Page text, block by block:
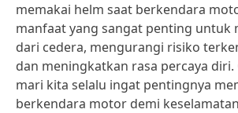
memakai helm saat berkendara
manfaat yang sangat penting untuk
dari cedera, mengurangi risiko
dan meningkatkan rasa percaya
mari kita selalu ingat pentingnya
berkendara motor demi